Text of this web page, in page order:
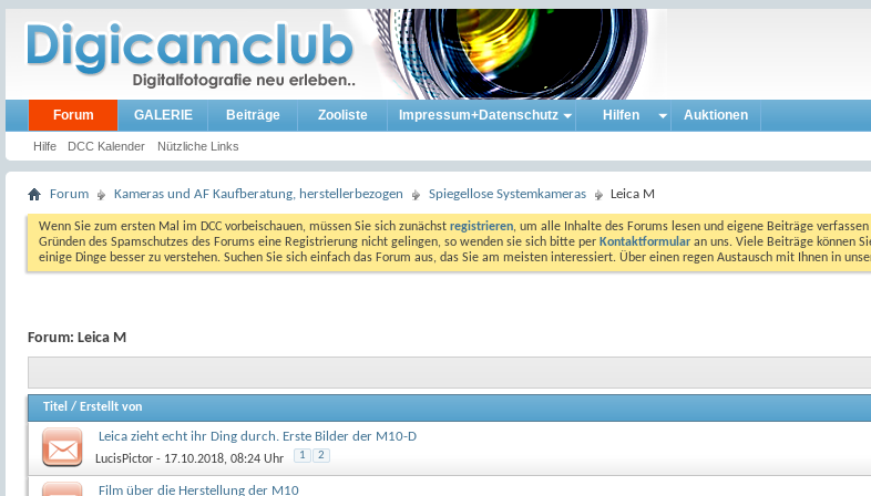
Forum
Hilfe DCC Kalender Nützliche Links
GALERIE Beiträge Zooliste Impressum+Datenschutz Hilfen Auktionen
Forum Kameras und AF Kaufberatung, herstellerbezogen Spiegellose Systemkameras Leica M
Wenn Sie zum ersten Mal im DCC vorbeischauen, müssen Sie sich zunächst registrieren, um alle Inhalte des Forums lesen und eigene Beiträge
Gründen des Spamschutzes des Forums eine Registrierung nicht gelingen, so wenden sie sich bitte per Kontaktformular an uns. Viele Beiträge können
einige Dinge besser zu verstehen. Suchen Sie sich einfach das Forum aus, das Sie am meisten interessiert. Über einen regen Austausch mit Ihnen in
Forum: Leica M
Titel / Erstellt von
Leica zieht echt ihr Ding durch. Erste Bilder der M10-D
LucisPictor - 17.10.2018, 08:24 Uhr 1 2
Film über die Herstellung der M10